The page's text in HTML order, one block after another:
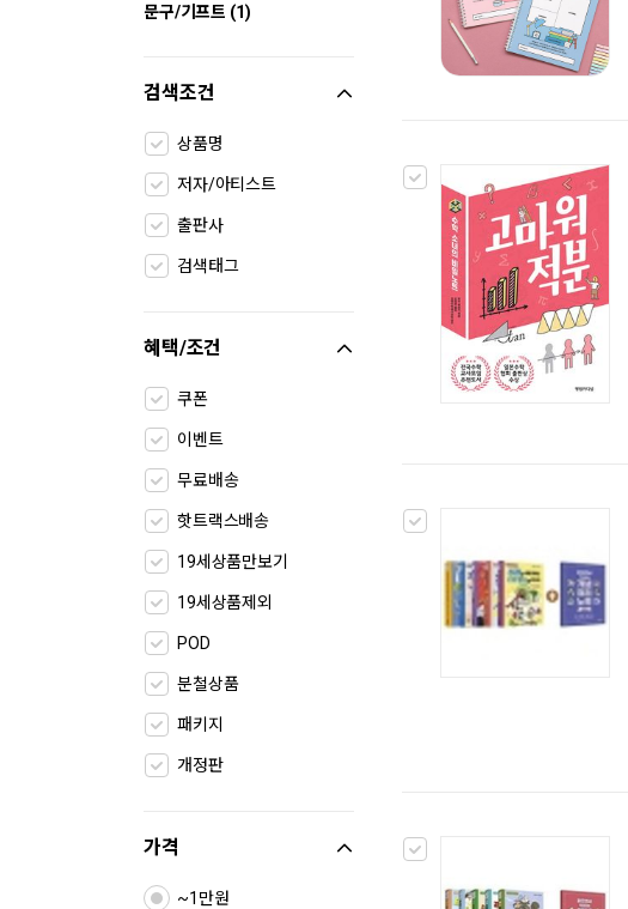
문구/기프트 (1)
검색조건
상품명
저자/아티스트
출판사
검색태그
혜택/조건
쿠폰
이벤트
무료배송
핫트랙스배송
19세상품만보기
19세상품제외
POD
분철상품
패키지
개정판
가격
~1만원